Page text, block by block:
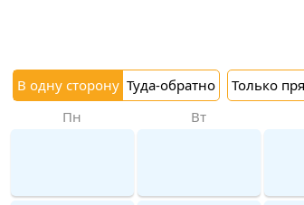
В одну сторону Туда-обратно Только
Пн Вт